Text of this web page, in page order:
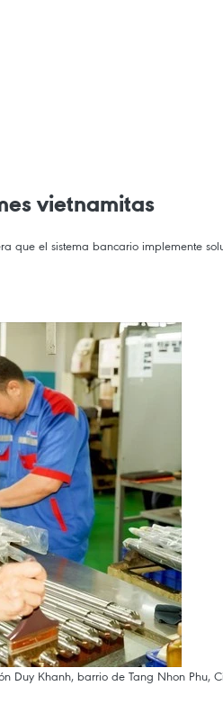
vietnamitas
el sistema bancario implemente
Khanh, barrio de Tang Nhon Phu,